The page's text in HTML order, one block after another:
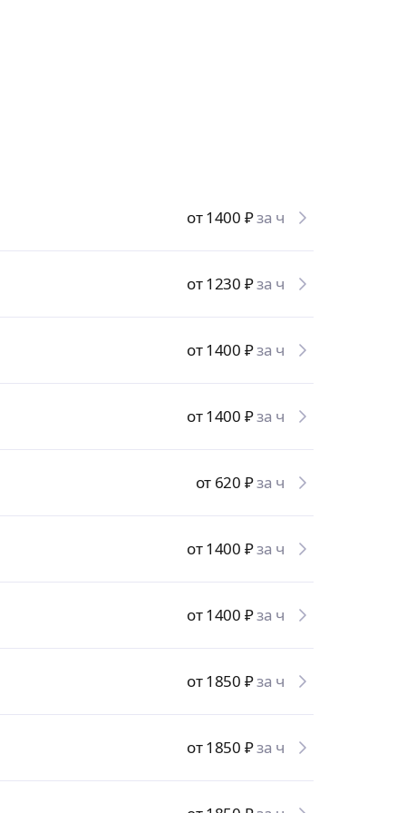
от 1400 ₽за ч
от 1230 ₽за ч
от 1400 ₽за ч
от 1400 ₽за ч
от 620 ₽за ч
от 1400 ₽за ч
от 1400 ₽за ч
от 1850 ₽за ч
от 1850 ₽за ч